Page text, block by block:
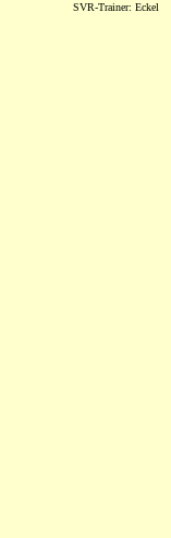
SVR-Trainer: Eckel